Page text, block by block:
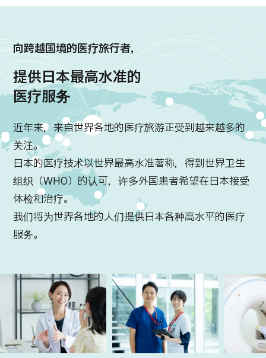
TOP
关于JMHC
国际 第二医疗意见（湘南镰仓综合医院）
治療 治療
2026.01.12
向跨越国境的医疗旅行者，
提供日本最高水准的
医疗服务
近年来，来自世界各地的医疗旅游正受到越来越多的
关注。
日本的医疗技术以世界最高水准著称，得到世界卫生
组织（WHO）的认可，许多外国患者希望在日本接受
体检和治疗。
我们将为世界各地的人们提供日本各种高水平的医疗
服务。